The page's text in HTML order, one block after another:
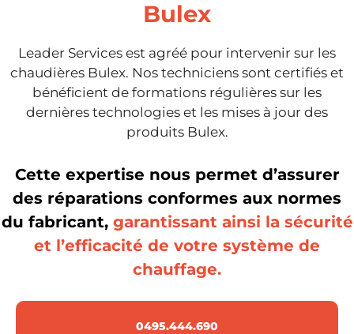
Bulex
Leader Services est agréé pour intervenir sur les
chaudières Bulex. Nos techniciens sont certifiés et
bénéficient de formations régulières sur les
dernières technologies et les mises à jour des
produits Bulex.
Cette expertise nous permet d’assurer
des réparations conformes aux normes
du fabricant, garantissant ainsi la sécurité
et l’efficacité de votre système de
chauffage.
0495.444.690